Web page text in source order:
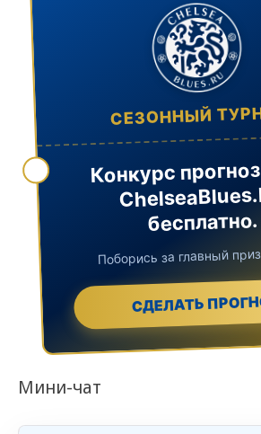
СЕЗОННЫЙ
Конкурс
бесплатно.
Поборись за главный
СДЕЛАТЬ
Мини-чат